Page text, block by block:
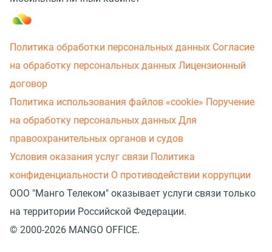
Политика обработки персональных данных Согласие
на обработку персональных данных Лицензионный
договор
Политика использования файлов «cookie» Поручение
на обработку персональных данных Для
правоохранительных органов и судов
Условия оказания услуг связи Политика
конфиденциальности О противодействии коррупции
ООО "Манго Телеком" оказывает услуги связи только
на территории Российской Федерации.
© 2000-2026 MANGO OFFICE.